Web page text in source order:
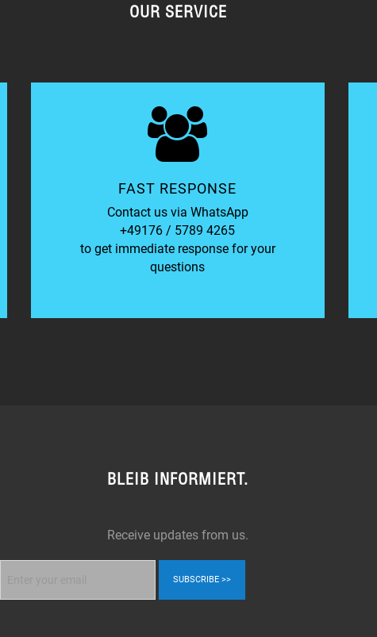
OUR SERVICE
FAST RESPONSE
Contact us via WhatsApp
+49176 / 5789 4265
to get immediate response for your
questions
BLEIB INFORMIERT.
Receive updates from us.
SUBSCRIBE